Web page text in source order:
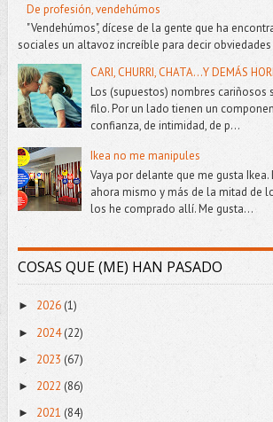
De profesión, vendehúmos
"Vendehúmos", dícese de la gente que ha
sociales un altavoz increíble para decir
CARI, CHURRI, CHATA...Y DEMÁS
Los (supuestos) nombres cariñosos
filo. Por un lado tienen un
confianza, de intimidad, de p...
Ikea no me manipules
Vaya por delante que me gusta
ahora mismo y más de la mitad de
los he comprado allí. Me gusta...
COSAS QUE (ME) HAN PASADO
► 2026 (1)
► 2024(22)
► 2023 (67)
► 2022 (86)
► 2021 (84)